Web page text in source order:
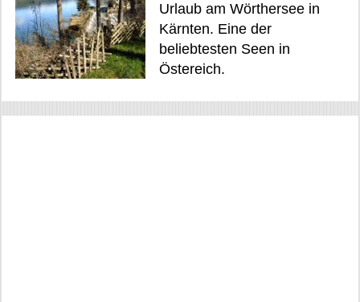
Urlaub am Wörthersee in
Kärnten. Eine der
beliebtesten Seen in
Östereich.